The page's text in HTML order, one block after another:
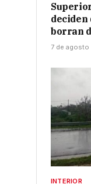
deciden
borran
7 de
INTERIOR